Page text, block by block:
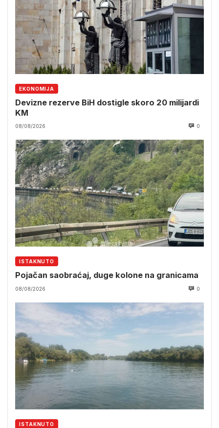
EKONOMIJA
Devizne rezerve BiH dostigle skoro 20 milijardi
KM
08/08/2026 0
ISTAKNUTO
Pojačan saobraćaj, duge kolone na granicama
08/08/2026 0
ISTAKNUTO